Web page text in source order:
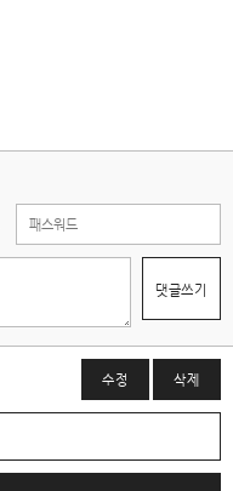
댓글쓰기
수정 삭제